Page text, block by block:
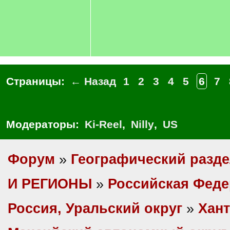
Страницы: ← Назад 1 2 3 4 5 6 7
Модераторы: Ki-Reel, Nilly, US
Форум » Географический
И РЕГИОНЫ » Российская
Россия, Уральский округ »